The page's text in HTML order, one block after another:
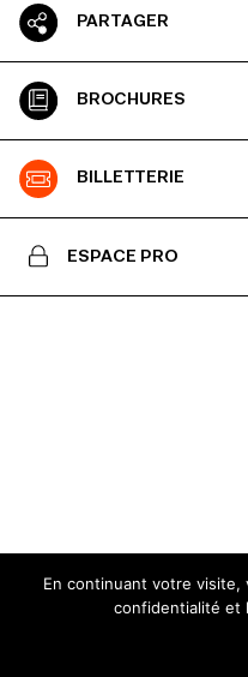
PARTAGER
BROCHURES
BILLETTERIE
ESPACE PRO
En continuant votre
confidentialité et